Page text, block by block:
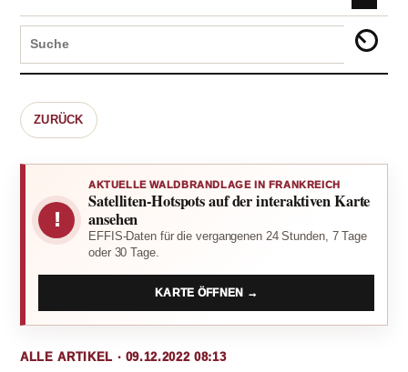
ZURÜCK
!
AKTUELLE WALDBRANDLAGE IN FRANKREICH
Satelliten-Hotspots auf der interaktiven Karte
ansehen
EFFIS-Daten für die vergangenen 24 Stunden, 7 Tage
oder 30 Tage.
KARTE ÖFFNEN →
ALLE ARTIKEL · 09.12.2022 08:13